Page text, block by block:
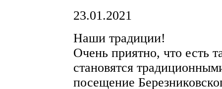
23.01.2021
Наши традиции!
Очень приятно, что есть
становятся
посещение